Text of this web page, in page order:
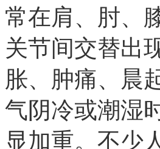
常在肩、肘、
关节间交替出
胀、肿痛、晨
气阴冷或潮湿
显加重。不少